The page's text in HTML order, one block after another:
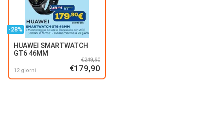
-28%
HUAWEI SMARTWATCH
GT6 46MM
12 giorni
€249,90
€179,90